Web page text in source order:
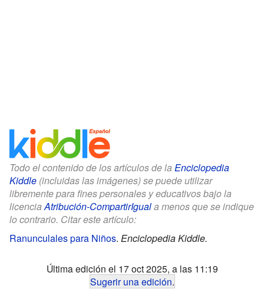
Todo el contenido de los artículos de la Enciclopedia
Kiddle (incluidas las imágenes) se puede utilizar
libremente para fines personales y educativos bajo la
licenciaAtribución-CompartirIguala menos que se indique
lo contrario. Citar este artículo:
Ranunculales para Niños. Enciclopedia Kiddle.
Última edición el 17 oct 2025, a las 11:19
Sugerir una edición.